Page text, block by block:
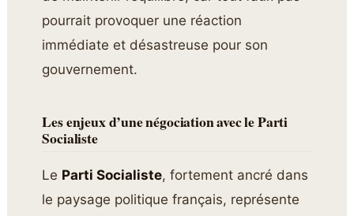
pourrait provoquer une réaction
immédiate et désastreuse pour son
gouvernement.
Les enjeux d’une négociation avec le Parti
Socialiste
Le Parti Socialiste, fortement ancré dans
le paysage politique français, représente